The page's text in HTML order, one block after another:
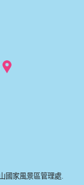
國家風景區管理處.